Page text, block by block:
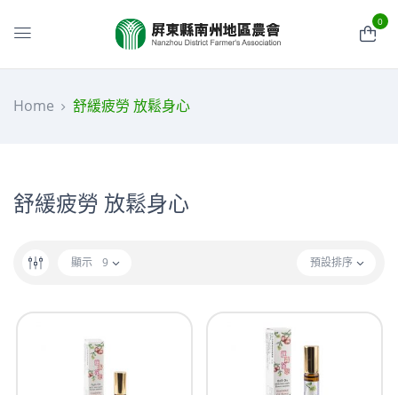
0
Home 舒緩疲勞 放鬆身心
舒緩疲勞 放鬆身心
預設排序
顯示 9